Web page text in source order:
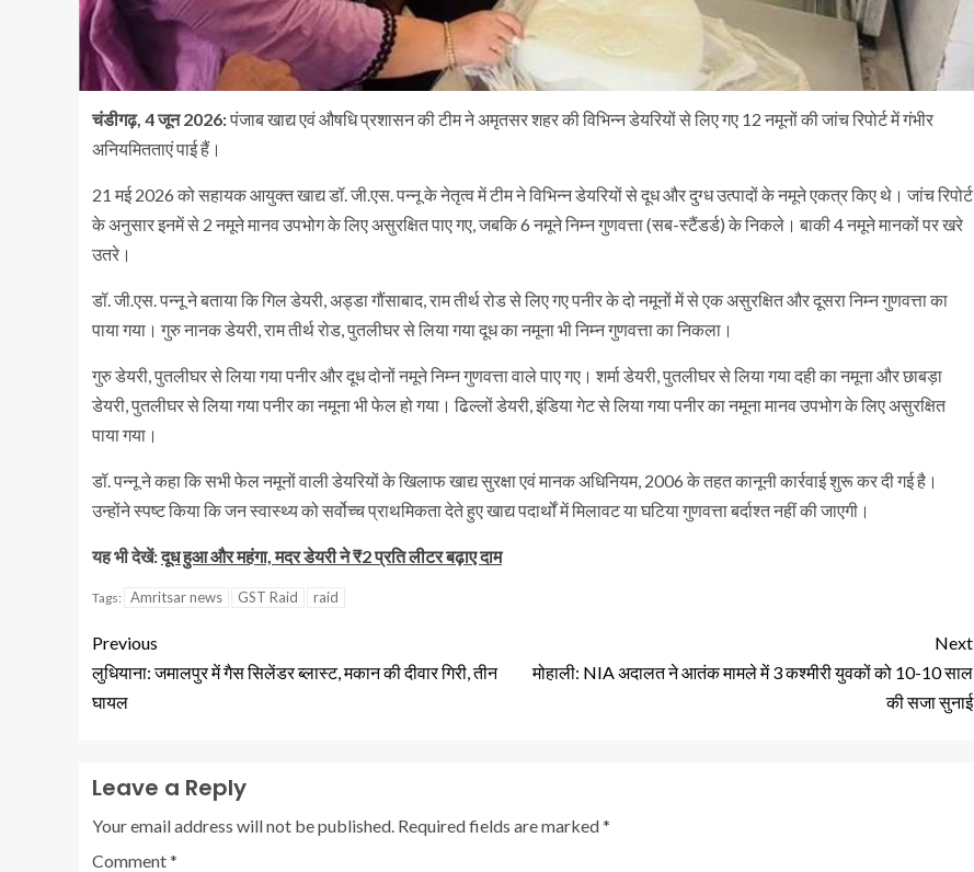
चंडीगढ़, 4 जून 2026:पंजाब खाद्य एवं औषधि प्रशासन की टीम ने अमृतसर शहर की विभिन्न डेयरियों से लिए गए 12 नमूनों की जांच रिपोर्ट में गंभीर
अनियमितताएं पाई हैं।
21 मई 2026 को सहायक आयुक्त खाद्य डॉ. जी.एस. पन्नू के नेतृत्व में टीम ने विभिन्न डेयरियों से दूध और दुग्ध उत्पादों के नमूने एकत्र किए थे। जांच रिपोर्ट
के अनुसार इनमें से 2 नमूने मानव उपभोग के लिए असुरक्षित पाए गए, जबकि 6 नमूने निम्न गुणवत्ता (सब-स्टैंडर्ड) के निकले। बाकी 4 नमूने मानकों पर खरे
उतरे।
डॉ. जी.एस. पन्नू ने बताया कि गिल डेयरी, अड्डा गौंसाबाद, राम तीर्थ रोड से लिए गए पनीर के दो नमूनों में से एक असुरक्षित और दूसरा निम्न गुणवत्ता का
पाया गया। गुरु नानक डेयरी, राम तीर्थ रोड, पुतलीघर से लिया गया दूध का नमूना भी निम्न गुणवत्ता का निकला।
गुरु डेयरी, पुतलीघर से लिया गया पनीर और दूध दोनों नमूने निम्न गुणवत्ता वाले पाए गए। शर्मा डेयरी, पुतलीघर से लिया गया दही का नमूना और छाबड़ा
डेयरी, पुतलीघर से लिया गया पनीर का नमूना भी फेल हो गया। ढिल्लों डेयरी, इंडिया गेट से लिया गया पनीर का नमूना मानव उपभोग के लिए असुरक्षित
पाया गया।
डॉ. पन्नू ने कहा कि सभी फेल नमूनों वाली डेयरियों के खिलाफ खाद्य सुरक्षा एवं मानक अधिनियम, 2006 के तहत कानूनी कार्रवाई शुरू कर दी गई है।
उन्होंने स्पष्ट किया कि जन स्वास्थ्य को सर्वोच्च प्राथमिकता देते हुए खाद्य पदार्थों में मिलावट या घटिया गुणवत्ता बर्दाश्त नहीं की जाएगी।
यह भी देखें:दूध हुआ और महंगा, मदर डेयरी ने ₹2 प्रति लीटर बढ़ाए दाम
Tags: Amritsar news GST Raid raid
Previous
लुधियाना: जमालपुर में गैस सिलेंडर ब्लास्ट, मकान की दीवार गिरी, तीन
घायल
Next
मोहाली: NIA अदालत ने आतंक मामले में 3 कश्मीरी युवकों को 10-10 साल
की सजा सुनाई
Leave a Reply
Your email address will not be published. Required fields are marked*
Comment*